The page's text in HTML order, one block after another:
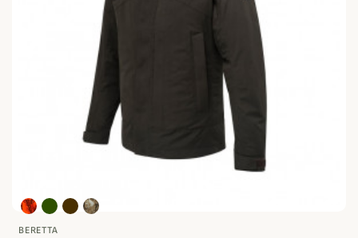
BERETTA